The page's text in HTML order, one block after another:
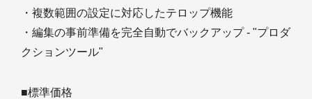
・複数範囲の設定に対応したテロップ機能
・編集の事前準備を完全自動でバックアップ - "プロダ
クションツール"
■標準価格